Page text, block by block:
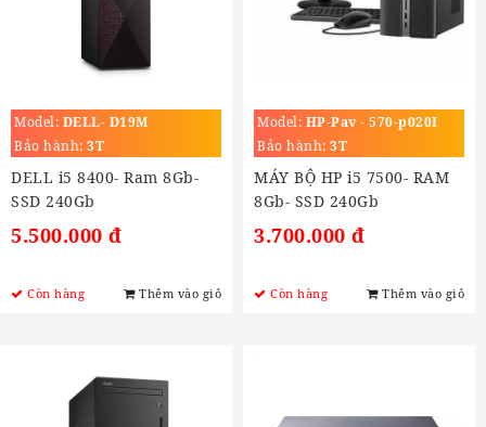
Model: DELL- D19M
Bảo hành: 3T
DELL i5 8400- Ram 8Gb-
SSD 240Gb
5.500.000 đ
Còn hàng Thêm vào giỏ
Model: HP-Pav - 570-p020I
Bảo hành: 3T
MÁY BỘ HP i5 7500- RAM
8Gb- SSD 240Gb
3.700.000 đ
Còn hàng Thêm vào giỏ